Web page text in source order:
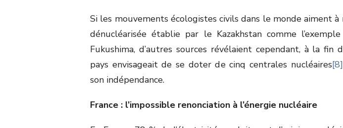
Si les mouvements écologistes civils dans le monde aiment
dénucléarisée établie par le Kazakhstan comme
Fukushima, d’autres sources révélaient cependant, à la fin
pays envisageait de se doter de cinq centrales nucléaires[8]
son indépendance.
France : l’impossible renonciation à l’énergie nucléaire